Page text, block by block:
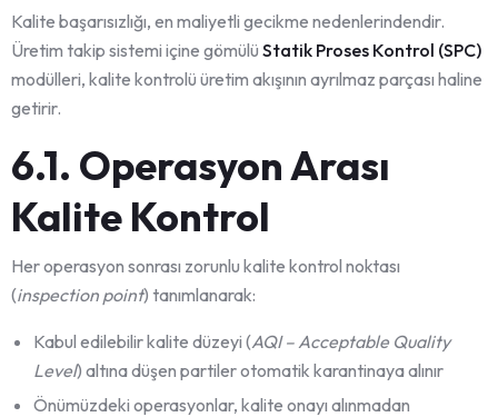
Kalite başarısızlığı, en maliyetli gecikme nedenlerindendir.
Üretim takip sistemi içine gömülü Statik Proses Kontrol (SPC)
modülleri, kalite kontrolü üretim akışının ayrılmaz parçası haline
getirir.
6.1. Operasyon Arası
Kalite Kontrol
Her operasyon sonrası zorunlu kalite kontrol noktası
(inspection point) tanımlanarak:
Kabul edilebilir kalite düzeyi (AQI – Acceptable Quality
Level) altına düşen partiler otomatik karantinaya alınır
Önümüzdeki operasyonlar, kalite onayı alınmadan